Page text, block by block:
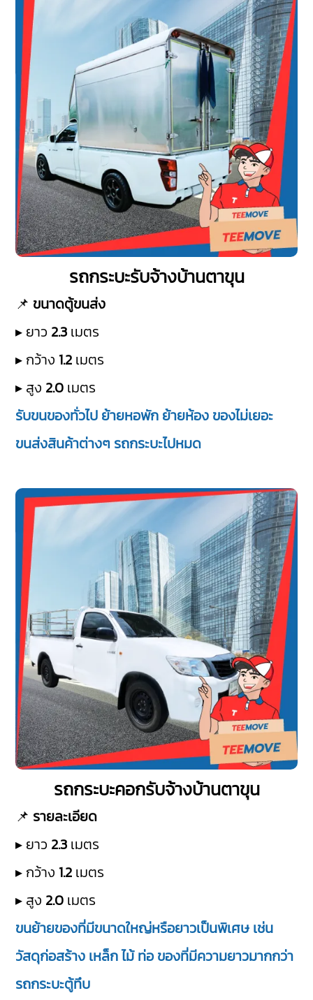
รถกระบะรับจ้างบ้านตาขุน
📌 ขนาดตู้ขนส่ง
▸ ยาว 2.3 เมตร
▸ กว้าง 1.2 เมตร
▸ สูง 2.0 เมตร
รับขนของทั่วไป ย้ายหอพัก ย้ายห้อง ของไม่เยอะ
ขนส่งสินค้าต่างๆ รถกระบะไปหมด
รถกระบะคอกรับจ้างบ้านตาขุน
📌 รายละเอียด
▸ ยาว 2.3 เมตร
▸ กว้าง 1.2 เมตร
▸ สูง 2.0 เมตร
ขนย้ายของที่มีขนาดใหญ่หรือยาวเป็นพิเศษ เช่น
วัสดุก่อสร้าง เหล็ก ไม้ ท่อ ของที่มีความยาวมากกว่า
รถกระบะตู้ทึบ